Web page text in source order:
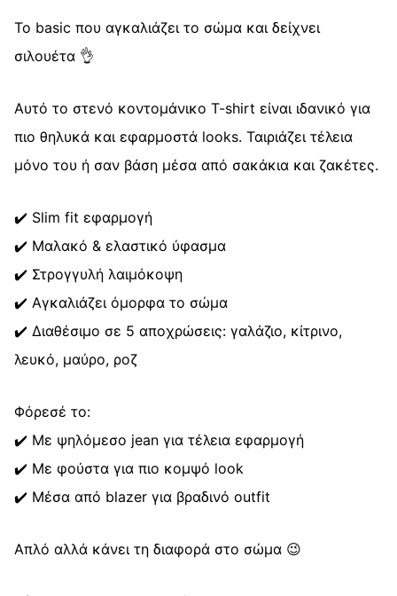
Το basic που αγκαλιάζει το σώμα και δείχνει
σιλουέτα 👌
Αυτό το στενό κοντομάνικο T-shirt είναι ιδανικό για
πιο θηλυκά και εφαρμοστά looks. Ταιριάζει τέλεια
μόνο του ή σαν βάση μέσα από σακάκια και ζακέτες.
✔️ Slim fit εφαρμογή
✔️ Μαλακό & ελαστικό ύφασμα
✔️ Στρογγυλή λαιμόκοψη
✔️ Αγκαλιάζει όμορφα το σώμα
✔️ Διαθέσιμο σε 5 αποχρώσεις: γαλάζιο, κίτρινο,
λευκό, μαύρο, ροζ
Φόρεσέ το:
✔️ Με ψηλόμεσο jean για τέλεια εφαρμογή
✔️ Με φούστα για πιο κομψό look
✔️ Μέσα από blazer για βραδινό outfit
Απλό αλλά κάνει τη διαφορά στο σώμα 😉